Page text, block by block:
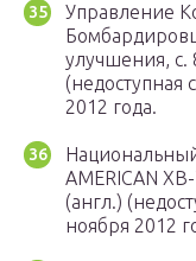
Управление
улучшения, с.
(недоступная
2012 года.
AMERICAN
(англ.)
ноября 2012